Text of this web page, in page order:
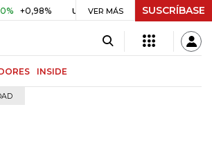
UVR $ 416,86 +$ 0,05 +0,01%
VER MÁS SUSCRÍBASE
INSIDE